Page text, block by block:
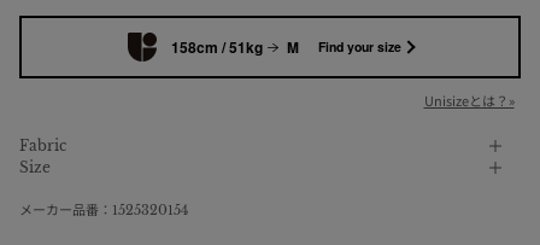
158cm / 51kg M Find your size
Unisizeとは？»
Fabric
Size
メーカー品番：1525320154